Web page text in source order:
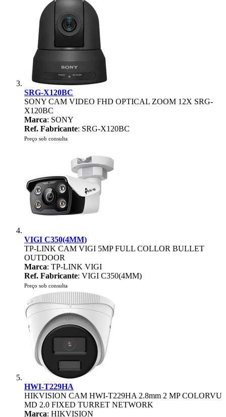
SRG-X120BC
SONY CAM VIDEO FHD OPTICAL ZOOM 12X SRG-
X120BC
Marca: SONY
Ref. Fabricante: SRG-X120BC
Preço sob consulta
VIGI C350(4MM)
TP-LINK CAM VIGI 5MP FULL COLLOR BULLET
OUTDOOR
Marca: TP-LINK VIGI
Ref. Fabricante: VIGI C350(4MM)
Preço sob consulta
HWI-T229HA
HIKVISION CAM HWI-T229HA 2.8mm 2 MP COLORVU
MD 2.0 FIXED TURRET NETWORK
Marca: HIKVISION